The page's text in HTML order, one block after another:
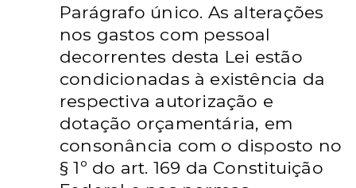
Parágrafo único. As alterações
nos gastos com pessoal
decorrentes desta Lei estão
condicionadas à existência da
respectiva autorização e
dotação orçamentária, em
consonância com o disposto no
§ 1º do art. 169 da Constituição